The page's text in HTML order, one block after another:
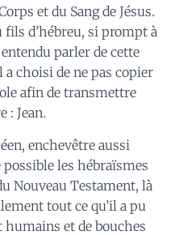
et du Sang de Jésus.
d’hébreu, si prompt à
parler de cette
choisi de ne pas copier
afin de transmettre
: Jean.
enchevêtre aussi
les hébraïsmes
Nouveau Testament, là
tout ce qu’il a pu
et de bouches